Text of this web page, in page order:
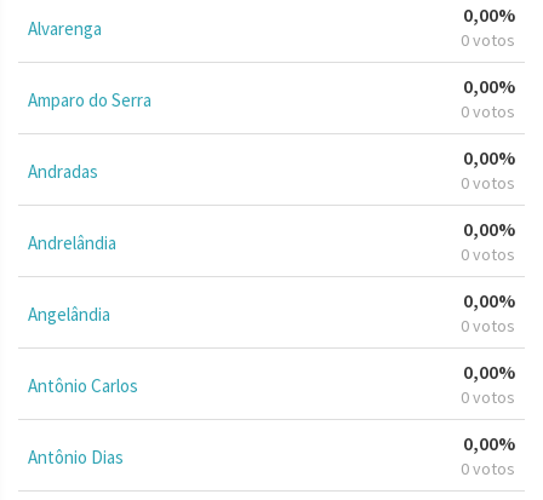
Alvarenga
0,00%
0 votos
Amparo do Serra
0,00%
0 votos
Andradas
0,00%
0 votos
Andrelândia
0,00%
0 votos
Angelândia
0,00%
0 votos
Antônio Carlos
0,00%
0 votos
Antônio Dias
0,00%
0 votos